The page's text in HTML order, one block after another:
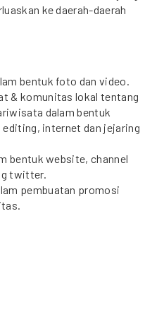
ke daerah-daerah
bentuk foto dan video.
& komunitas lokal tentang
dalam bentuk
internet dan jejaring
bentuk website, channel
twitter.
pembuatan promosi